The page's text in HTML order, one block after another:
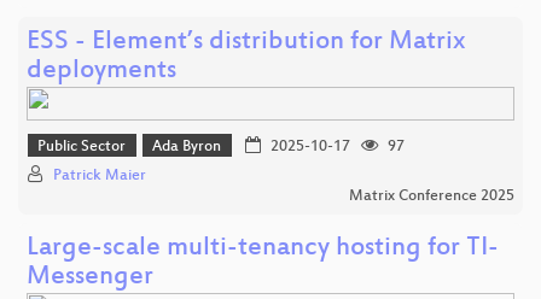
ESS - Element’s distribution for Matrix
deployments
Public Sector Ada Byron 2025-10-17
97
Patrick Maier
Matrix Conference 2025
Large-scale multi-tenancy hosting for TI-
Messenger